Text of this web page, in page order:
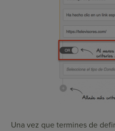
Una vez que termines de